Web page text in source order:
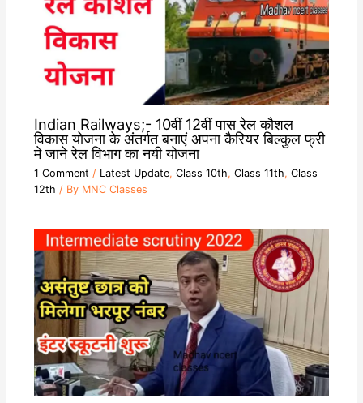
Indian Railways;- 10वीं 12वीं पास रेल कौशल
विकास योजना के अंतर्गत बनाएं अपना कैरियर बिल्कुल फ्री
मे जाने रेल विभाग का नयी योजना
1 Comment / Latest Update, Class 10th, Class 11th, Class
12th / By MNC Classes